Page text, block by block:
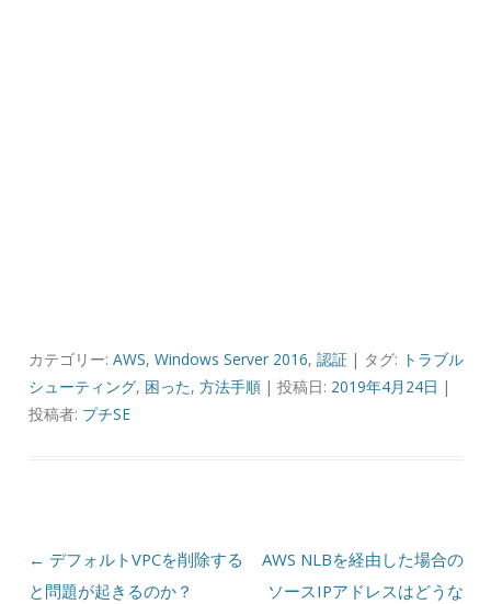
カテゴリー: AWS, Windows Server 2016, 認証| タグ: トラブル
シューティング, 困った, 方法手順| 投稿日: 2019年4月24日 |
投稿者: プチSE
投稿ナビゲーション
← デフォルトVPCを削除する
と問題が起きるのか？
AWS NLBを経由した場合の
ソースIPアドレスはどうな